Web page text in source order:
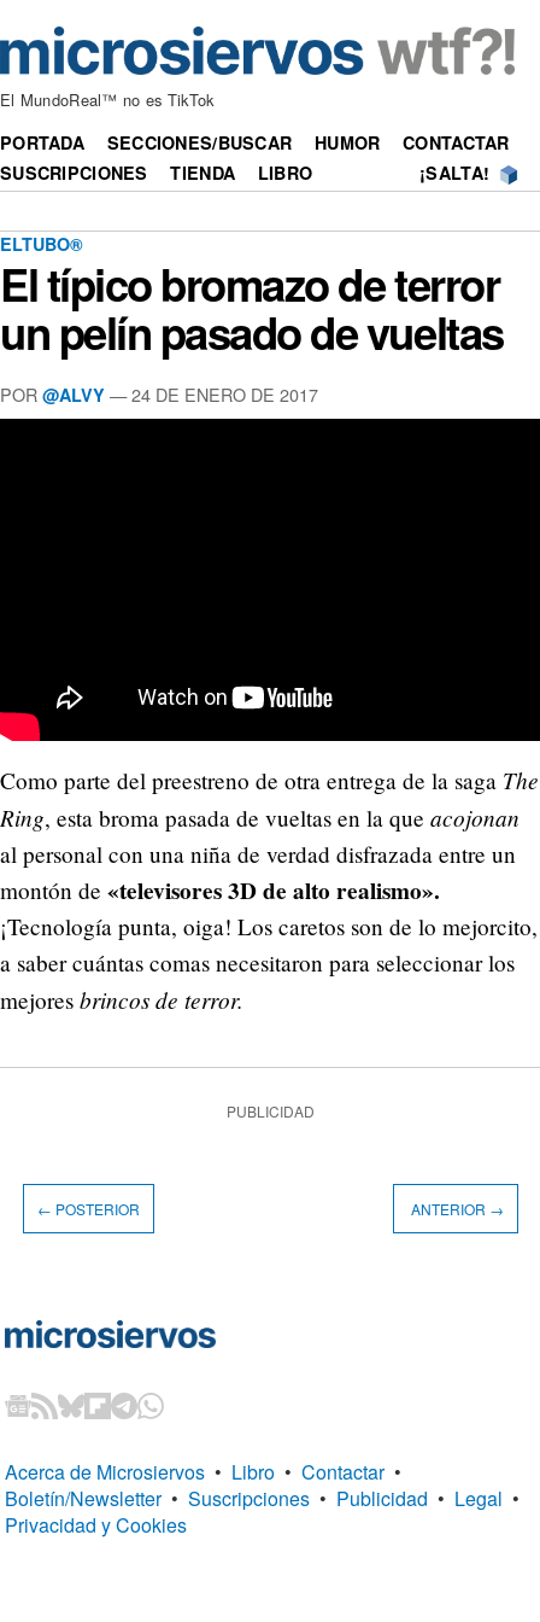
El MundoReal™ no es TikTok
PORTADA SECCIONES/BUSCAR HUMOR
CONTACTAR
SUSCRIPCIONES
TIENDA LIBRO ¡SALTA!
ELTUBO®
El típico bromazo de terror
un pelín pasado de vueltas
POR @ALVY —24 DE ENERO DE 2017
Como parte del preestreno de otra entrega de la saga The
Ring, esta broma pasada de vueltas en la que acojonan
al personal con una niña de verdad disfrazada entre un
montón de «televisores 3D de alto realismo».
¡Tecnología punta, oiga! Los caretos son de lo mejorcito,
a saber cuántas comas necesitaron para seleccionar los
mejores brincos de terror.
PUBLICIDAD
← POSTERIOR ANTERIOR →
Acerca de Microsiervos • Libro • Contactar •
Boletín/Newsletter • Suscripciones • Publicidad • Legal •
Privacidad y Cookies